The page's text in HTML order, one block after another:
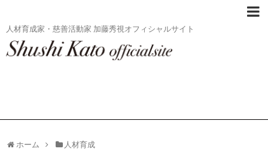
人材育成家・慈善活動家 加藤秀視オフィシャルサイト
ホーム 人材育成